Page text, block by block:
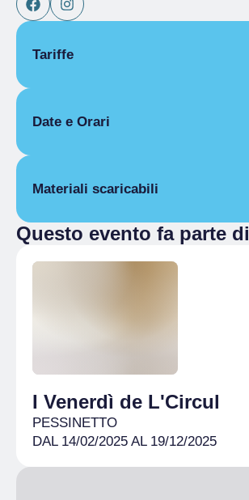
Tariffe
Date e Orari
21:00– 23:00
Materiali scaricabili
2025 - 02 - 14 febbraio giacomo
Questo evento fa parte di
I Venerdì de L'Circul
PESSINETTO
DAL 14/02/2025 AL 19/12/2025